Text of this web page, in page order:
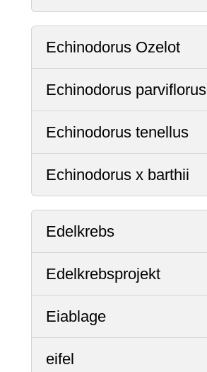
Echinodorus Ozelot
Echinodorus parviflorus
Echinodorus tenellus
Echinodorus x barthii
Edelkrebs
Edelkrebsprojekt
Eiablage
eifel